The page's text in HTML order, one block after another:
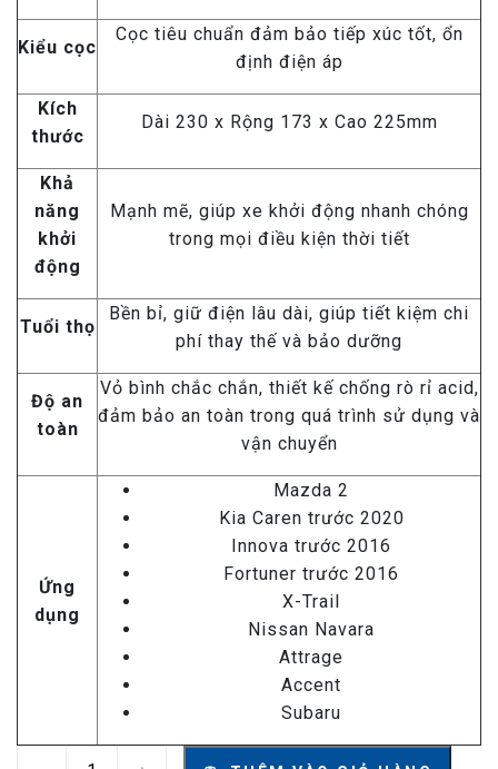
Kiểu cọc
Cọc tiêu chuẩn đảm bảo tiếp xúc tốt, ổn
định điện áp
Kích
thước
Dài 230 x Rộng 173 x Cao 225mm
Khả
năng
khởi
động
Mạnh mẽ, giúp xe khởi động nhanh chóng
trong mọi điều kiện thời tiết
Tuổi thọ
Bền bỉ, giữ điện lâu dài, giúp tiết kiệm chi
phí thay thế và bảo dưỡng
Độ an
toàn
Vỏ bình chắc chắn, thiết kế chống rò rỉ acid,
đảm bảo an toàn trong quá trình sử dụng và
vận chuyển
Ứng
dụng
Mazda 2
Kia Caren trước 2020
Innova trước 2016
Fortuner trước 2016
X-Trail
Nissan Navara
Attrage
Accent
Subaru
Ắc quy Hyundai Europower CMF 75D23L 12V - 65AH